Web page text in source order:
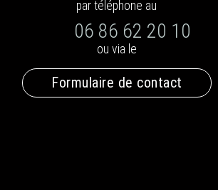
par téléphone au
06 86 62 20 10
ou via le
Formulaire de contact